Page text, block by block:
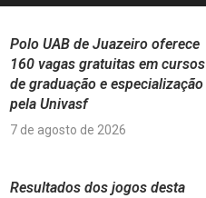
Polo UAB de Juazeiro oferece
160 vagas gratuitas em cursos
de graduação e especialização
pela Univasf
7 de agosto de 2026
Resultados dos jogos desta